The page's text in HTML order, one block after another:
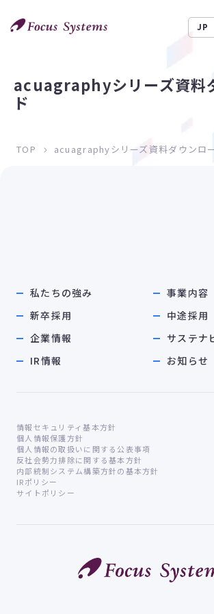
JP
acuagraphyシリーズ資料
ド
TOP acuagraphyシリーズ資料ダウンロ
私たちの強み
事業内容
新卒採用
中途採用
企業情報
サステナ
IR情報
お知らせ
情報セキュリティ基本方針
個人情報保護方針
個人情報の取扱いに関する公表事項
反社会勢力排除に関する基本方針
内部統制システム構築方針の基本方針
IRポリシー
サイトポリシー